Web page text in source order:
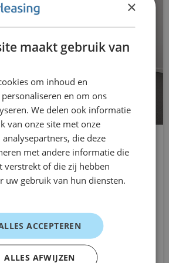
ritten
— perfect voor de stad.”
te parkeren.”
overzichtelijk voor dagelijks
is onderdeel van
deel uit van Eurocars Mobility, een
meer dan 15 jaar ervaring in
btw
×
maakt gebruik van
om inhoud en
en om ons
We delen ook informatie
van onze site met onze
die deze
met andere informatie die
verstrekt of die zij hebben
uw gebruik van hun diensten.
ACCEPTEREN
ALLES AFWIJZEN